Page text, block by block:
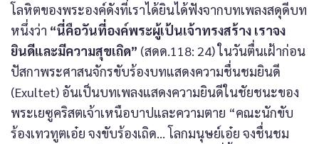
โลหิตของพระองค์ดังที่เราได้ยินได้ฟังจากบทเพลงสดุดีบท
หนึ่งว่า “นี่คือวันที่องค์พระผู้เป้นเจ้าทรงสร้าง เราจง
ยินดีและมีความสุขเถิด” (สดด.118: 24) ในวันตื่นเฝ้าก่อน
ปัสกาพระศาสนจักรขับร้องบทแสดงความชื่นชมยินดี
(Exultet) อันเป็นบทเพลงแสดงความยินดีในชัยชนะของ
พระเยซูคริสตเจ้าเหนือบาปและความตาย “คณะนักขับ
ร้องเทวทูตเอ๋ย จงขับร้องเถิด… โลกมนุษย์เอ๋ย จงชื่นชม